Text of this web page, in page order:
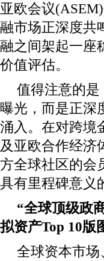
亚欧会议
融市场正深度
融之间架起一座
价值评估。
值得注意的
曝光，而是正深
涌入。在对跨境
及亚欧合作经济
方全球社区的会
具有里程碑意义
“全球顶级政
拟资产Top 10版
全球资本市场